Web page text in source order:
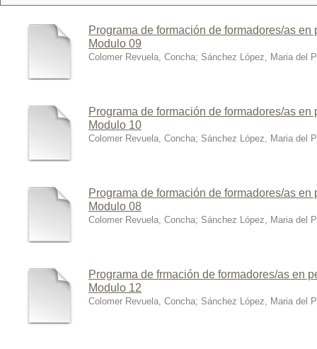
Programa de formación de formadores/as
Modulo 09
Colomer Revuela, Concha; Sánchez López, Maria del
Programa de formación de formadores/as
Modulo 10
Colomer Revuela, Concha; Sánchez López, Maria del
Programa de formación de formadores/as
Modulo 08
Colomer Revuela, Concha; Sánchez López, Maria del
Programa de frmación de formadores/as en
Modulo 12
Colomer Revuela, Concha; Sánchez López, Maria del